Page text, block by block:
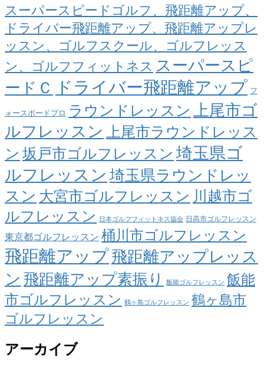
スーパースピードゴルフ、飛距離アップ、
ドライバー飛距離アップ、飛距離アップレ
ッスン、ゴルフスクール、ゴルフレッス
ン、ゴルフフィットネス スーパースピ
ードＣ
ドライバー飛距離アップ フ
ォースボードプロ ラウンドレッスン 上尾市ゴ
ルフレッスン 上尾市ラウンドレッス
ン 坂戸市ゴルフレッスン 埼玉県ゴ
ルフレッスン 埼玉県ラウンドレッ
スン 大宮市ゴルフレッスン 川越市ゴ
ルフレッスン
日本ゴルフフィットネス協会 日高市ゴルフレッスン
東京都ゴルフレッスン 桶川市ゴルフレッスン
飛距離アップ飛距離アップレッス
ン 飛距離アップ素振り 飯能ゴルフレッスン 飯能
市ゴルフレッスン
鶴ヶ島ゴルフレッスン 鶴ヶ島市
ゴルフレッスン
アーカイブ